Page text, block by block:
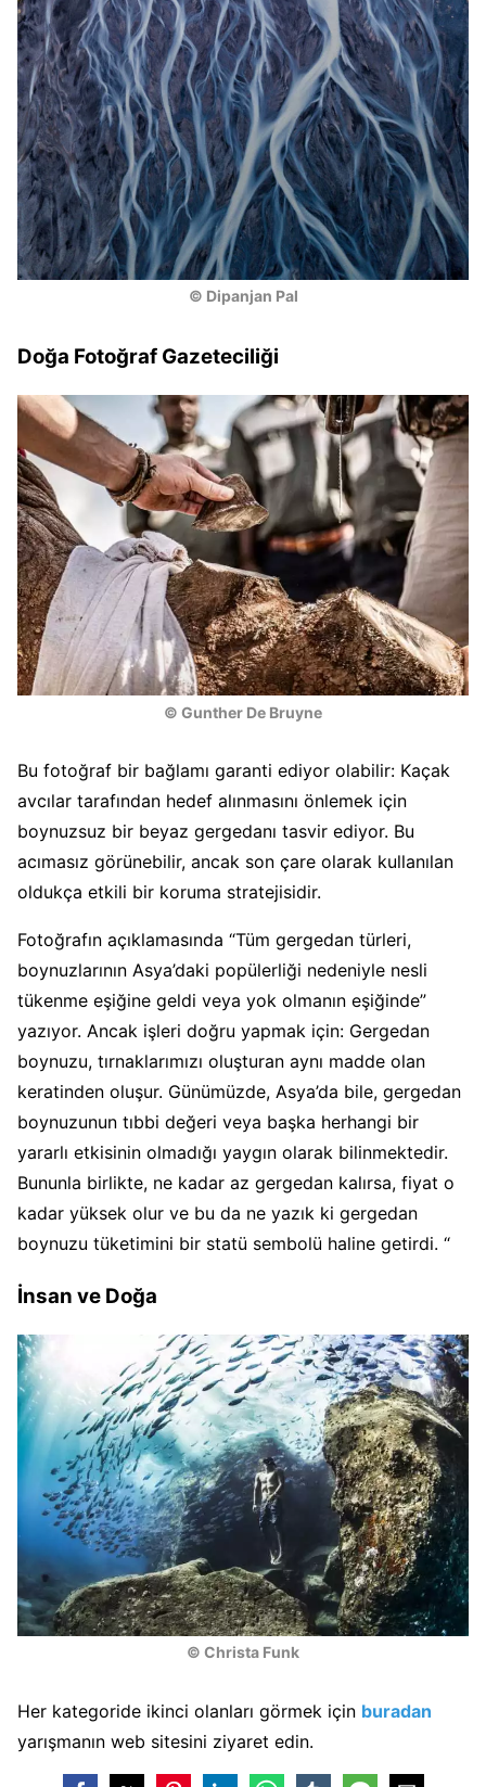
© Dipanjan Pal
Doğa Fotoğraf Gazeteciliği
© Gunther De Bruyne
Bu fotoğraf bir bağlamı garanti ediyor olabilir: Kaçak
avcılar tarafından hedef alınmasını önlemek için
boynuzsuz bir beyaz gergedanı tasvir ediyor. Bu
acımasız görünebilir, ancak son çare olarak kullanılan
oldukça etkili bir koruma stratejisidir.
Fotoğrafın açıklamasında “Tüm gergedan türleri,
boynuzlarının Asya’daki popülerliği nedeniyle nesli
tükenme eşiğine geldi veya yok olmanın eşiğinde”
yazıyor. Ancak işleri doğru yapmak için: Gergedan
boynuzu, tırnaklarımızı oluşturan aynı madde olan
keratinden oluşur. Günümüzde, Asya’da bile, gergedan
boynuzunun tıbbi değeri veya başka herhangi bir
yararlı etkisinin olmadığı yaygın olarak bilinmektedir.
Bununla birlikte, ne kadar az gergedan kalırsa, fiyat o
kadar yüksek olur ve bu da ne yazık ki gergedan
boynuzu tüketimini bir statü sembolü haline getirdi. “
İnsan ve Doğa
© Christa Funk
Her kategoride ikinci olanları görmek için buradan
yarışmanın web sitesini ziyaret edin.